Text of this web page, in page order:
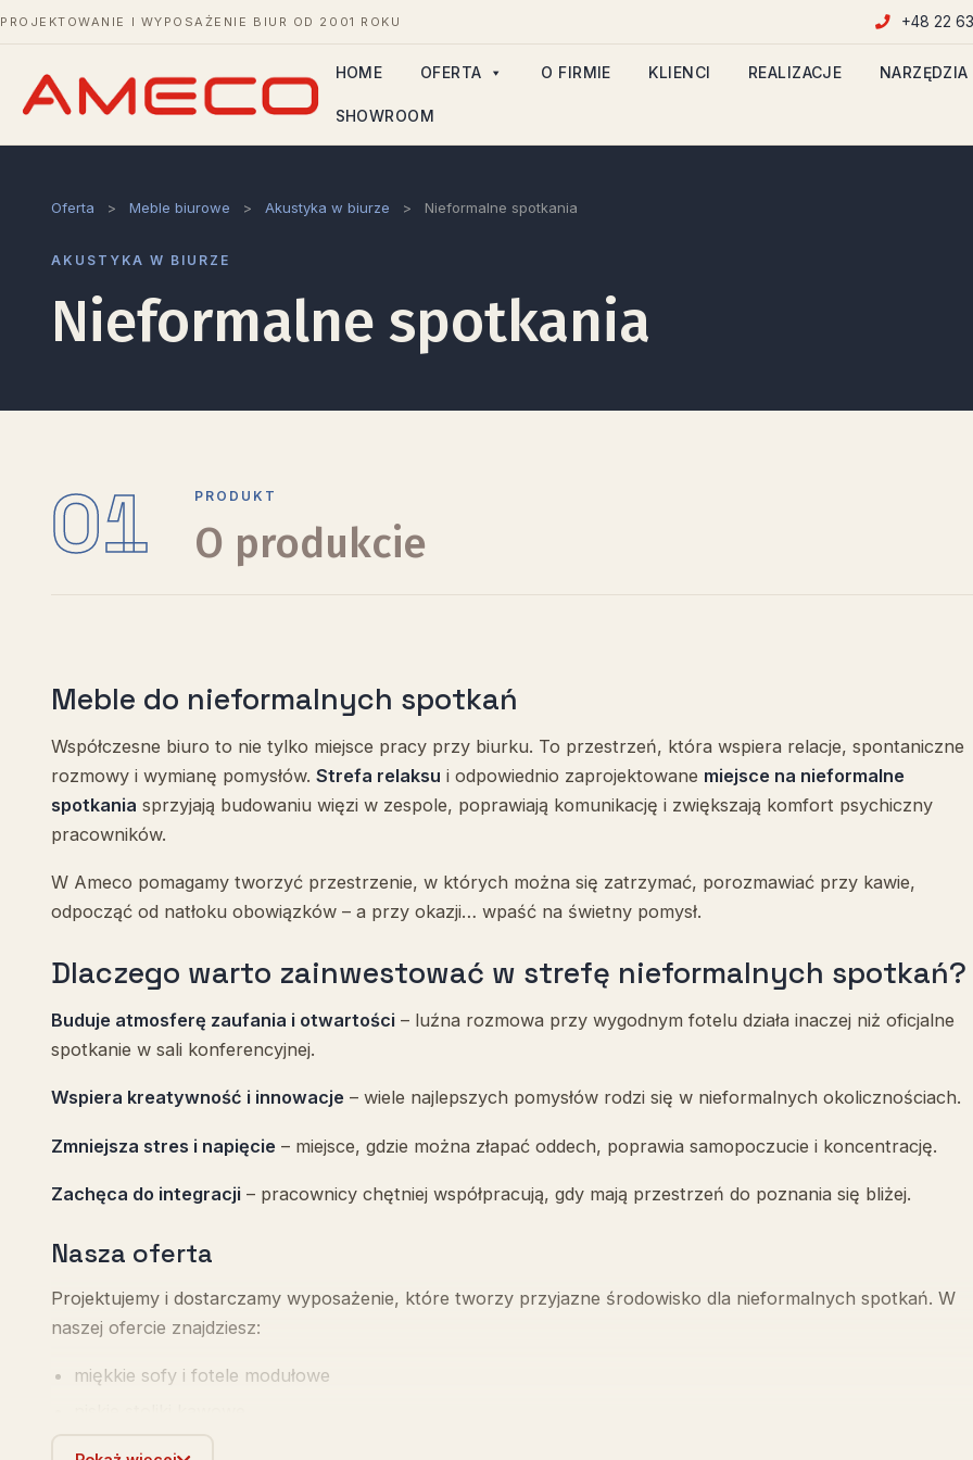
PROJEKTOWANIE I WYPOSAŻENIE BIUR OD 2001 ROKU +48 22
HOME OFERTA O FIRMIE KLIENCI REALIZACJE NARZĘDZIA
SHOWROOM
Oferta > Meble biurowe > Akustyka w biurze > Nieformalne spotkania
AKUSTYKA W BIURZE
Nieformalne spotkania
01 PRODUKT
O produkcie
Meble do nieformalnych spotkań
Współczesne biuro to nie tylko miejsce pracy przy biurku. To przestrzeń, która wspiera relacje, spontaniczne
rozmowy i wymianę pomysłów. Strefa relaksu i odpowiednio zaprojektowane miejsce na nieformalne
spotkania sprzyjają budowaniu więzi w zespole, poprawiają komunikację i zwiększają komfort psychiczny
pracowników.
W Ameco pomagamy tworzyć przestrzenie, w których można się zatrzymać, porozmawiać przy kawie,
odpocząć od natłoku obowiązków – a przy okazji… wpaść na świetny pomysł.
Dlaczego warto zainwestować w strefę nieformalnych spotkań?
Buduje atmosferę zaufania i otwartości – luźna rozmowa przy wygodnym fotelu działa inaczej niż oficjalne
spotkanie w sali konferencyjnej.
Wspiera kreatywność i innowacje – wiele najlepszych pomysłów rodzi się w nieformalnych okolicznościach.
Zmniejsza stres i napięcie – miejsce, gdzie można złapać oddech, poprawia samopoczucie i koncentrację.
Zachęca do integracji – pracownicy chętniej współpracują, gdy mają przestrzeń do poznania się bliżej.
Nasza oferta
Projektujemy i dostarczamy wyposażenie, które tworzy przyjazne środowisko dla nieformalnych spotkań. W
naszej ofercie znajdziesz:
miękkie sofy i fotele modułowe